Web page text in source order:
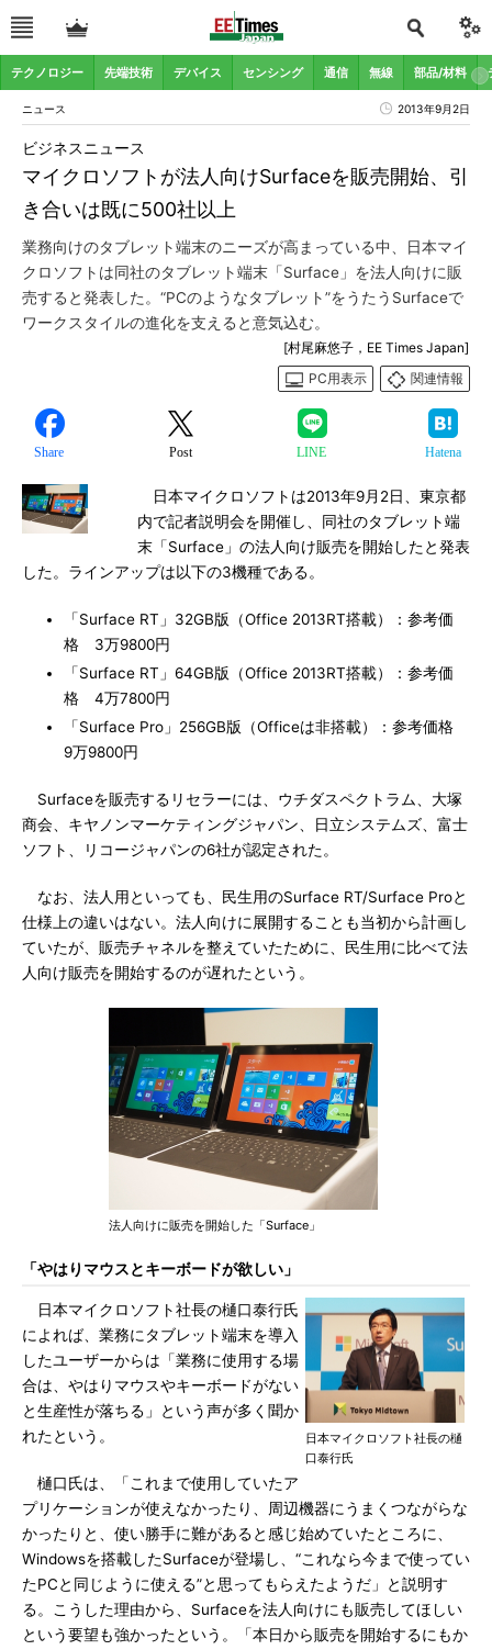
テクノロジー 先端技術 デバイス センシング 通信 無線 部品/材料
ニュース 2013年9月2日
マイクロソフトが法人向けSurfaceを販売開始、引
き合いは既に500社以上
ビジネスニュース
業務向けのタブレット端末のニーズが高まっている中、日本マイ
クロソフトは同社のタブレット端末「Surface」を法人向けに販
売すると発表した。“PCのようなタブレット”をうたうSurfaceで
ワークスタイルの進化を支えると意気込む。
[村尾麻悠子，EE Times Japan]
PC用表示
関連情報
Share Post LINE Hatena
日本マイクロソフトは2013年9月2日、東京都
内で記者説明会を開催し、同社のタブレット端
末「Surface」の法人向け販売を開始したと発表
した。ラインアップは以下の3機種である。
「Surface RT」32GB版（Office 2013RT搭載）：参考価
格 3万9800円
「Surface RT」64GB版（Office 2013RT搭載）：参考価
格 4万7800円
「Surface Pro」256GB版（Officeは非搭載）：参考価格
9万9800円
Surfaceを販売するリセラーには、ウチダスペクトラム、大塚
商会、キヤノンマーケティングジャパン、日立システムズ、富士
ソフト、リコージャパンの6社が認定された。
なお、法人用といっても、民生用のSurface RT/Surface Proと
仕様上の違いはない。法人向けに展開することも当初から計画し
ていたが、販売チャネルを整えていたために、民生用に比べて法
人向け販売を開始するのが遅れたという。
法人向けに販売を開始した「Surface」
「やはりマウスとキーボードが欲しい」
日本マイクロソフト社長の樋
口泰行氏
日本マイクロソフト社長の樋口泰行氏
によれば、業務にタブレット端末を導入
したユーザーからは「業務に使用する場
合は、やはりマウスやキーボードがない
と生産性が落ちる」という声が多く聞か
れたという。
樋口氏は、「これまで使用していたア
プリケーションが使えなかったり、周辺機器にうまくつながらな
かったりと、使い勝手に難があると感じ始めていたところに、
Windowsを搭載したSurfaceが登場し、“これなら今まで使ってい
たPCと同じように使える”と思ってもらえたようだ」と説明す
る。こうした理由から、Surfaceを法人向けにも販売してほしい
という要望も強かったという。「本日から販売を開始するにもか